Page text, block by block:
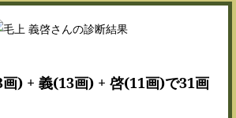
) + 義(13画) + 啓(11画)で31画